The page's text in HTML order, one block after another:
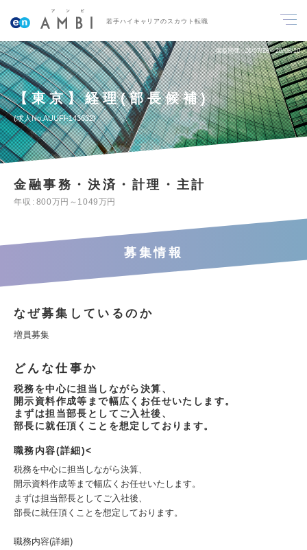
若手ハイキャリアのスカウト転職
掲載期間 26/07/28～26/08/10
【東京】経理(部長候補)
求人No.AUUFI-143632
金融事務・決済・計理・主計
年収 800万円～1049万円
募集情報
なぜ募集しているのか
増員募集
どんな仕事か
税務を中心に担当しながら決算、
開示資料作成等まで幅広くお任せいたします。
まずは担当部長としてご入社後、
部長に就任頂くことを想定しております。
職務内容(詳細)<
税務を中心に担当しながら決算、
開示資料作成等まで幅広くお任せいたします。
まずは担当部長としてご入社後、
部長に就任頂くことを想定しております。
職務内容(詳細)